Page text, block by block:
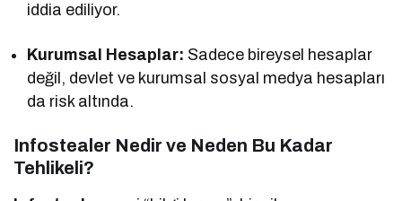
iddia ediliyor.
Kurumsal Hesaplar: Sadece bireysel hesaplar
değil, devlet ve kurumsal sosyal medya hesapları
da risk altında.
Infostealer Nedir ve Neden Bu Kadar
Tehlikeli?